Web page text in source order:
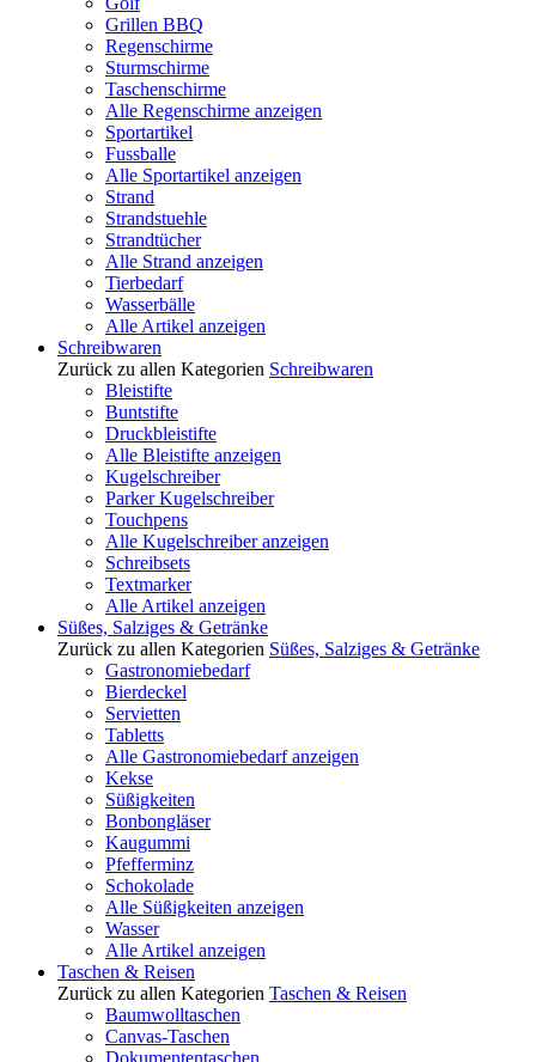
Grillen BBQ
Regenschirme
Sturmschirme
Taschenschirme
Alle Regenschirme anzeigen
Sportartikel
Fussballe
Alle Sportartikel anzeigen
Strand
Strandstuehle
Strandtücher
Alle Strand anzeigen
Tierbedarf
Wasserbälle
Alle Artikel anzeigen
Schreibwaren
Zurück zu allen Kategorien Schreibwaren
Bleistifte
Buntstifte
Druckbleistifte
Alle Bleistifte anzeigen
Kugelschreiber
Parker Kugelschreiber
Touchpens
Alle Kugelschreiber anzeigen
Schreibsets
Textmarker
Alle Artikel anzeigen
Süßes, Salziges & Getränke
Zurück zu allen Kategorien Süßes, Salziges & Getränke
Gastronomiebedarf
Bierdeckel
Servietten
Tabletts
Alle Gastronomiebedarf anzeigen
Kekse
Süßigkeiten
Bonbongläser
Kaugummi
Pfefferminz
Schokolade
Alle Süßigkeiten anzeigen
Wasser
Alle Artikel anzeigen
Taschen & Reisen
Zurück zu allen Kategorien Taschen & Reisen
Baumwolltaschen
Canvas-Taschen
Dokumententaschen